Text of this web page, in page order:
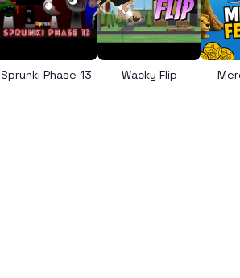
Sprunki Phase 13 Wacky Flip